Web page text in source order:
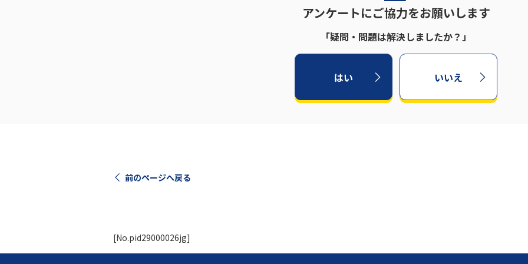
アンケートにご協力をお願いします
「疑問・問題は解決しましたか？」
はい いいえ
前のページへ戻る
[No.pid29000026jg]